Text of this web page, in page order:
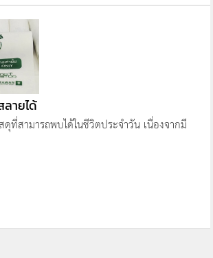
ายได้
ที่สามารถพบได้ในชีวิตประจำวัน เนื่องจากมี